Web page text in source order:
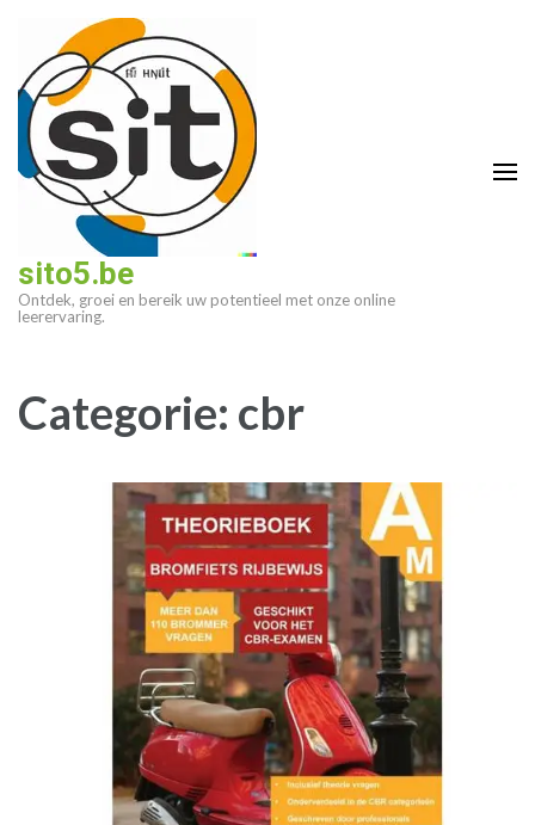
inhoud
(druk
enter)
sito5.be
Ontdek, groei en bereik uw potentieel met onze online
leerervaring.
Categorie: cbr